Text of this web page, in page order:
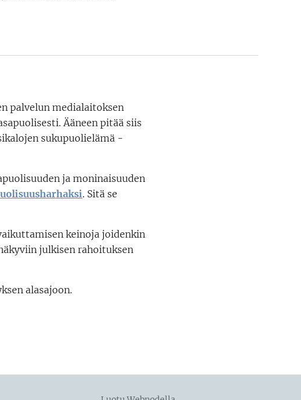
palvelun medialaitoksen
Ääneen pitää siis
sukupuolielämä -
ja moninaisuuden
. Sitä se
keinoja joidenkin
julkisen rahoituksen
alasajoon.